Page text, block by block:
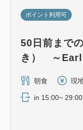
ポイント利用可
50日前まで
き） ～
朝食 現
in 15:00~